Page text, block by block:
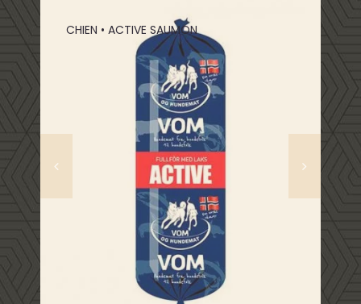
CHIEN • ACTIVE SAUMON
Composition : poulet, porc et bœuf.
Composition : poulet, panse de